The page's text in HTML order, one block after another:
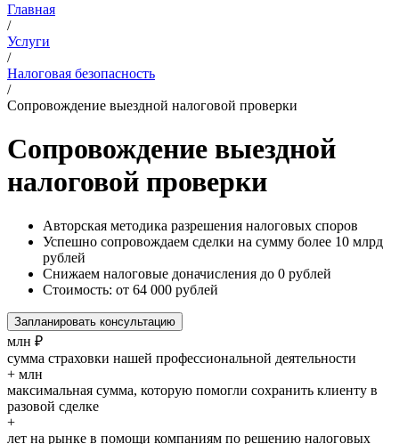
Главная
/
Услуги
/
Налоговая безопасность
/
Сопровождение выездной налоговой проверки
Сопровождение выездной
налоговой проверки
Авторская методика разрешения налоговых споров
Успешно сопровождаем сделки на сумму более 10 млрд
рублей
Снижаем налоговые доначисления до 0 рублей
Стоимость: от 64 000 рублей
Запланировать консультацию
млн ₽
сумма страховки нашей профессиональной деятельности
+ млн
максимальная сумма, которую помогли сохранить клиенту в
разовой сделке
+
лет на рынке в помощи компаниям по решению налоговых